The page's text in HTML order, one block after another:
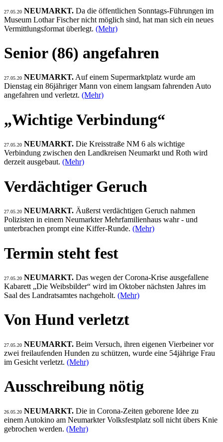
27.05.20 NEUMARKT. Da die öffentlichen Sonntags-Führungen im
Museum Lothar Fischer nicht möglich sind, hat man sich ein neues
Vermittlungsformat überlegt. (Mehr)
Senior (86) angefahren
27.05.20 NEUMARKT. Auf einem Supermarktplatz wurde am
Dienstag ein 86jähriger Mann von einem langsam fahrenden Auto
angefahren und verletzt. (Mehr)
„Wichtige Verbindung“
27.05.20 NEUMARKT. Die Kreisstraße NM 6 als wichtige
Verbindung zwischen den Landkreisen Neumarkt und Roth wird
derzeit ausgebaut. (Mehr)
Verdächtiger Geruch
27.05.20 NEUMARKT. Äußerst verdächtigen Geruch nahmen
Polizisten in einem Neumarkter Mehrfamilienhaus wahr - und
unterbrachen prompt eine Kiffer-Runde. (Mehr)
Termin steht fest
27.05.20 NEUMARKT. Das wegen der Corona-Krise ausgefallene
Kabarett „Die Weibsbilder“ wird im Oktober nächsten Jahres im
Saal des Landratsamtes nachgeholt. (Mehr)
Von Hund verletzt
27.05.20 NEUMARKT. Beim Versuch, ihren eigenen Vierbeiner vor
zwei freilaufenden Hunden zu schützen, wurde eine 54jährige Frau
im Gesicht verletzt. (Mehr)
Ausschreibung nötig
26.05.20 NEUMARKT. Die in Corona-Zeiten geborene Idee zu
einem Autokino am Neumarkter Volksfestplatz soll nicht übers Knie
gebrochen werden. (Mehr)